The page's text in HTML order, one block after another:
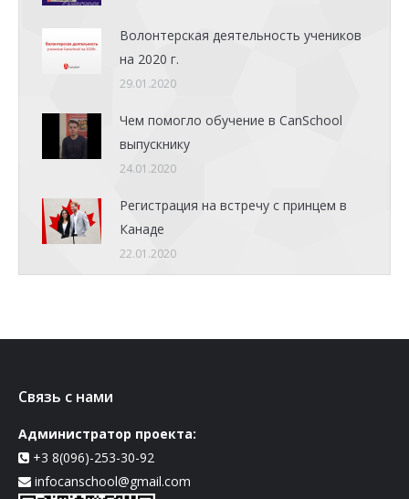
Волонтерская деятельность учеников
на 2020 г.
29.01.2020
Чем помогло обучение в CanSchool
выпускнику
24.01.2020
Регистрация на встречу с принцем в
Канаде
22.01.2020
Связь с нами
Администратор проекта:
+3 8(096)-253-30-92
infocanschool@gmail.com